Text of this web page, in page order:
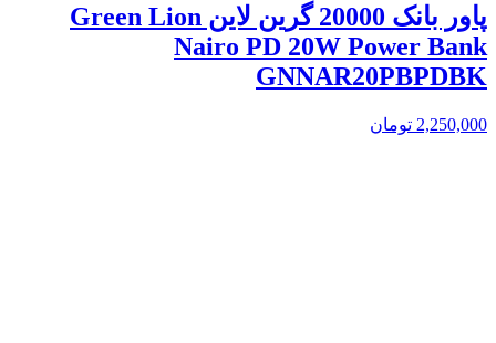
پاور بانک 20000 گرین لاین Green Lion
Nairo PD 20W Power Bank
GNNAR20PBPDBK
2,250,000 تومان